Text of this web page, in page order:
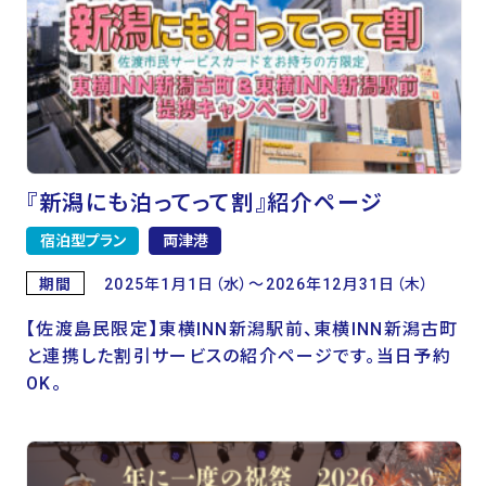
『新潟にも泊ってって割』紹介ページ
宿泊型プラン 両津港
期間 2025年1月1日（水）～2026年12月31日（木）
【佐渡島民限定】東横INN新潟駅前、東横INN新潟古町
と連携した割引サービスの紹介ページです。当日予約
OK。